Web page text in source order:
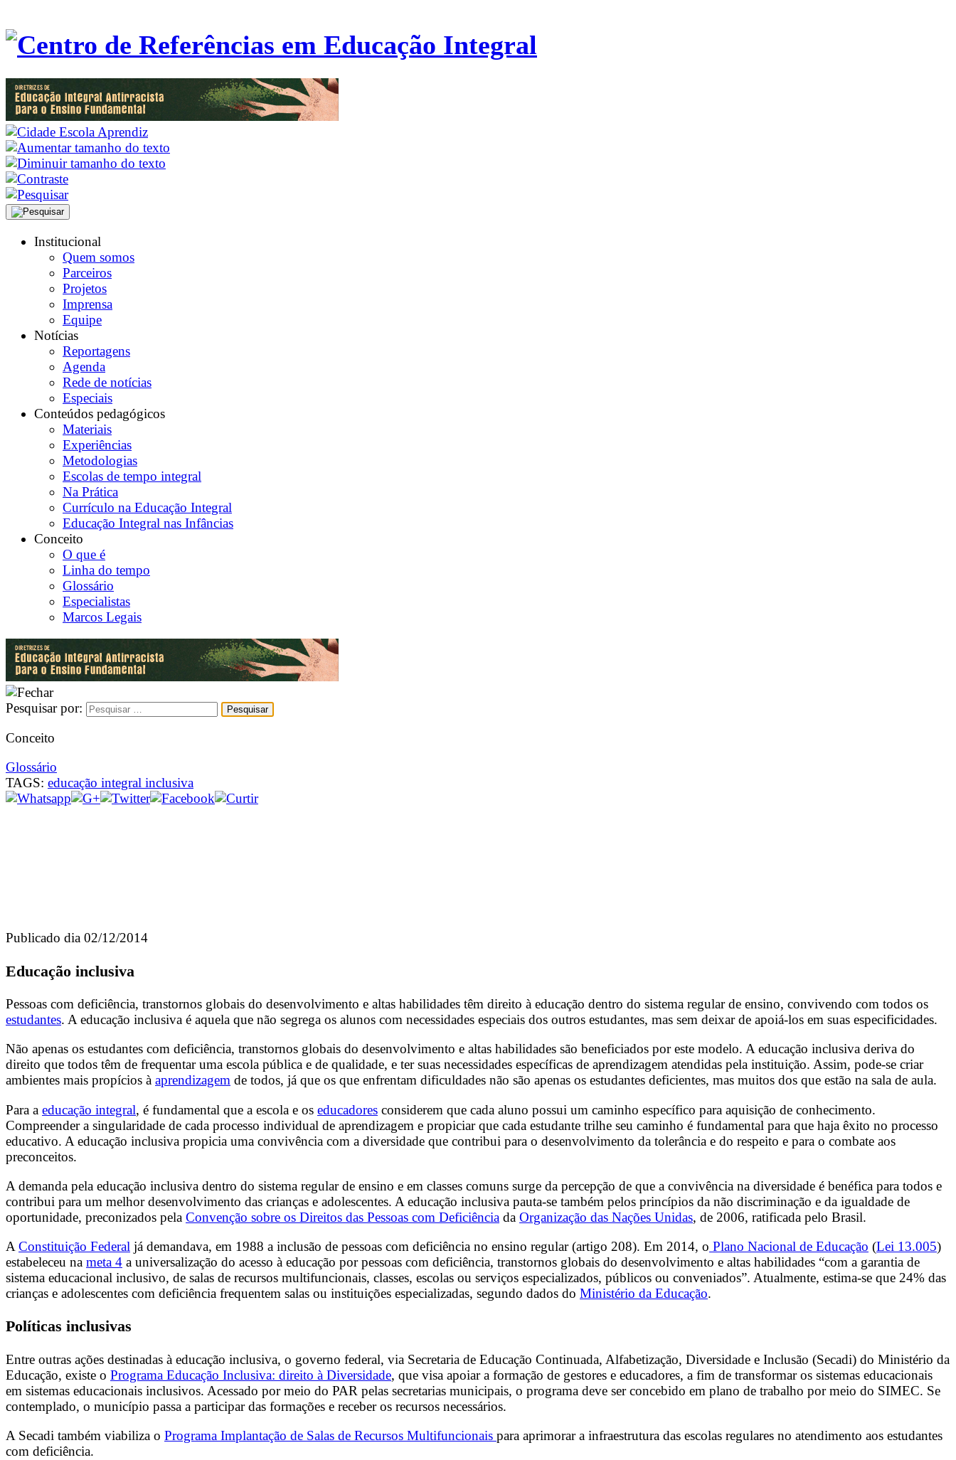
Institucional
Quem somos
Parceiros
Projetos
Imprensa
Equipe
Notícias
Reportagens
Agenda
Rede de notícias
Especiais
Conteúdos pedagógicos
Materiais
Experiências
Metodologias
Escolas de tempo integral
Na Prática
Currículo na Educação Integral
Educação Integral nas Infâncias
Conceito
O que é
Linha do tempo
Glossário
Especialistas
Marcos Legais
Pesquisar por:
Conceito
Glossário
TAGS: educação integral inclusiva
Publicado dia 02/12/2014
Educação inclusiva
Pessoas com deficiência, transtornos globais do desenvolvimento e altas habilidades têm direito à educação dentro do sistema regular de ensino, convivendo com todos os
estudantes. A educação inclusiva é aquela que não segrega os alunos com necessidades especiais dos outros estudantes, mas sem deixar de apoiá-los em suas especificidades.
Não apenas os estudantes com deficiência, transtornos globais do desenvolvimento e altas habilidades são beneficiados por este modelo. A educação inclusiva deriva do
direito que todos têm de frequentar uma escola pública e de qualidade, e ter suas necessidades específicas de aprendizagem atendidas pela instituição. Assim, pode-se criar
ambientes mais propícios à aprendizagem de todos, já que os que enfrentam dificuldades não são apenas os estudantes deficientes, mas muitos dos que estão na sala de aula.
Para a educação integral, é fundamental que a escola e os educadores considerem que cada aluno possui um caminho específico para aquisição de conhecimento.
Compreender a singularidade de cada processo individual de aprendizagem e propiciar que cada estudante trilhe seu caminho é fundamental para que haja êxito no processo
educativo. A educação inclusiva propicia uma convivência com a diversidade que contribui para o desenvolvimento da tolerância e do respeito e para o combate aos
preconceitos.
A demanda pela educação inclusiva dentro do sistema regular de ensino e em classes comuns surge da percepção de que a convivência na diversidade é benéfica para todos e
contribui para um melhor desenvolvimento das crianças e adolescentes. A educação inclusiva pauta-se também pelos princípios da não discriminação e da igualdade de
oportunidade, preconizados pela Convenção sobre os Direitos das Pessoas com Deficiência da Organização das Nações Unidas, de 2006, ratificada pelo Brasil.
A Constituição Federal já demandava, em 1988 a inclusão de pessoas com deficiência no ensino regular (artigo 208). Em 2014, o Plano Nacional de Educação (Lei 13.005)
estabeleceu na meta 4 a universalização do acesso à educação por pessoas com deficiência, transtornos globais do desenvolvimento e altas habilidades “com a garantia de
sistema educacional inclusivo, de salas de recursos multifuncionais, classes, escolas ou serviços especializados, públicos ou conveniados”. Atualmente, estima-se que 24% das
crianças e adolescentes com deficiência frequentem salas ou instituições especializadas, segundo dados do Ministério da Educação.
Políticas inclusivas
Entre outras ações destinadas à educação inclusiva, o governo federal, via Secretaria de Educação Continuada, Alfabetização, Diversidade e Inclusão (Secadi) do Ministério da
Educação, existe o Programa Educação Inclusiva: direito à Diversidade, que visa apoiar a formação de gestores e educadores, a fim de transformar os sistemas educacionais
em sistemas educacionais inclusivos. Acessado por meio do PAR pelas secretarias municipais, o programa deve ser concebido em plano de trabalho por meio do SIMEC. Se
contemplado, o município passa a participar das formações e receber os recursos necessários.
A Secadi também viabiliza o Programa Implantação de Salas de Recursos Multifuncionais para aprimorar a infraestrutura das escolas regulares no atendimento aos estudantes
com deficiência.